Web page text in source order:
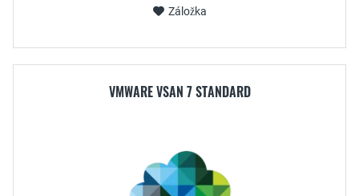
Záložka
VMWARE VSAN 7 STANDARD